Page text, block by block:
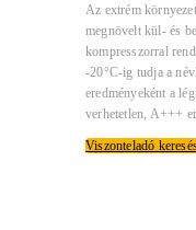
Az extrém
megnövelt kül- és
kompresszorral
-20°C-ig tudja a
eredményeként a
verhetetlen, A+++
Viszonteladó